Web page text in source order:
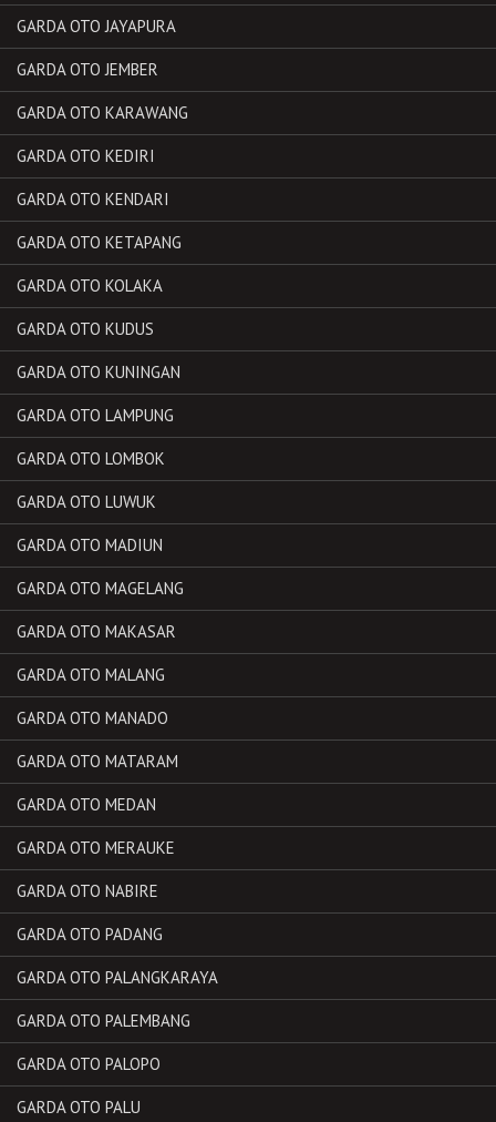
GARDA OTO JAYAPURA
GARDA OTO JEMBER
GARDA OTO KARAWANG
GARDA OTO KEDIRI
GARDA OTO KENDARI
GARDA OTO KETAPANG
GARDA OTO KOLAKA
GARDA OTO KUDUS
GARDA OTO KUNINGAN
GARDA OTO LAMPUNG
GARDA OTO LOMBOK
GARDA OTO LUWUK
GARDA OTO MADIUN
GARDA OTO MAGELANG
GARDA OTO MAKASAR
GARDA OTO MALANG
GARDA OTO MANADO
GARDA OTO MATARAM
GARDA OTO MEDAN
GARDA OTO MERAUKE
GARDA OTO NABIRE
GARDA OTO PADANG
GARDA OTO PALANGKARAYA
GARDA OTO PALEMBANG
GARDA OTO PALOPO
GARDA OTO PALU